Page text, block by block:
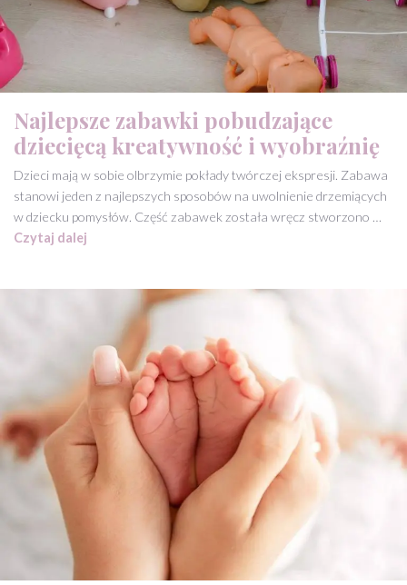
Najlepsze zabawki pobudzające
dziecięcą kreatywność i wyobraźnię
Dzieci mają w sobie olbrzymie pokłady twórczej ekspresji. Zabawa
stanowi jeden z najlepszych sposobów na uwolnienie drzemiących
w dziecku pomysłów. Część zabawek została wręcz stworzono …
Czytaj dalej